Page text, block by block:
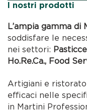
I nostri prodotti
L’ampia gamma di
soddisfare le
nei settori:
Ho.Re.Ca., Food
Artigiani e
efficaci nelle
in Martini